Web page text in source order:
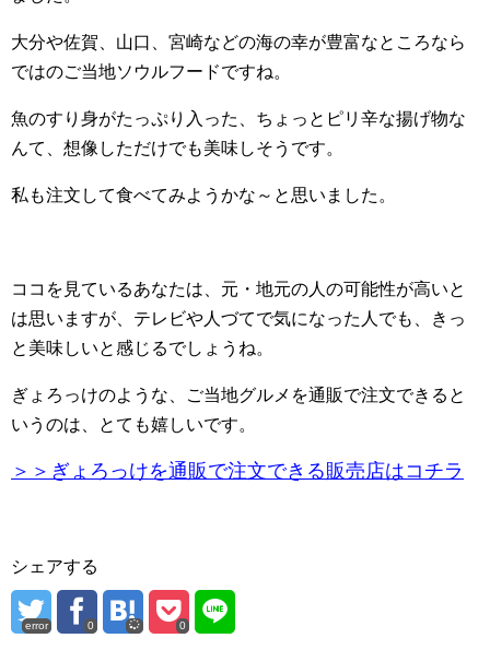
大分や佐賀、山口、宮崎などの海の幸が豊富なところなら
ではのご当地ソウルフードですね。
魚のすり身がたっぷり入った、ちょっとピリ辛な揚げ物な
んて、想像しただけでも美味しそうです。
私も注文して食べてみようかな～と思いました。
ココを見ているあなたは、元・地元の人の可能性が高いと
は思いますが、テレビや人づてで気になった人でも、きっ
と美味しいと感じるでしょうね。
ぎょろっけのような、ご当地グルメを通販で注文できると
いうのは、とても嬉しいです。
＞＞ぎょろっけを通販で注文できる販売店はコチラ
シェアする
error 0 0